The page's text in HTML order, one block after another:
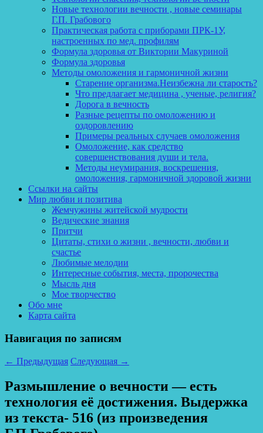
Новые технологии вечности , новые семинары
Г.П. Грабового
Практическая работа с приборами ПРК-1У,
настроенных по мед. профилям
Формула здоровья от Виктории Макуриной
Формула здоровья
Методы омоложения и гармоничной жизни
Старение организма.Неизбежна ли старость?
Что предлагает медицина , ученые, религия?
Дорога в вечность
Разные рецепты по омоложению и
оздоровлению
Примеры реальных случаев омоложения
Омоложение, как средство
совершенствования души и тела.
Методы неумирания, воскрешения,
омоложения, гармоничной здоровой жизни
Ссылки на сайты
Мир любви и позитива
Жемчужины житейской мудрости
Ведические знания
Притчи
Цитаты, стихи о жизни , вечности, любви и
счастье
Любимые мелодии
Интересные события, места, пророчества
Мысль дня
Мое творчество
Обо мне
Карта сайта
Навигация по записям
← Предыдущая Следующая →
Размышление о вечности — есть
технология её достижения. Выдержка
из текста- 516 (из произведения